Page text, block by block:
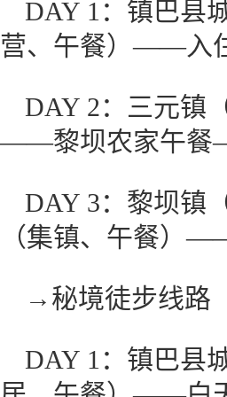
DAY 1：镇巴
营、午餐）——入
DAY 2：三元镇
——黎坝农家午餐
DAY 3：黎坝
（集镇、午餐）
→秘境徒步线路
DAY 1：镇巴县